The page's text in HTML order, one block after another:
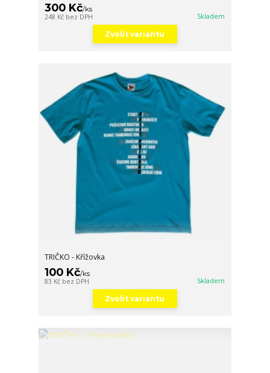
300 Kč/ks
248 Kč bez DPH Skladem
Zvolit variantu
TRIČKO - Křížovka
100 Kč/ks
83 Kč bez DPH Skladem
Zvolit variantu